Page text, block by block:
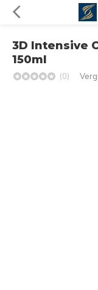
3D Intensive
150ml
(0)